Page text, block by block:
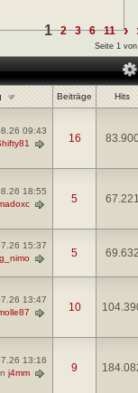
1 2 3 6 11 ›
Seite 1
Beiträge Hits
09:43
16
18:55
5
15:37
5
13:47
10
13:16
j4mm 9